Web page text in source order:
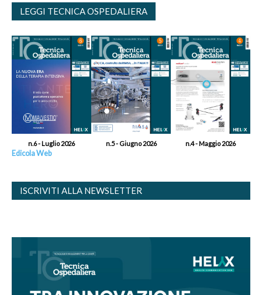
LEGGI TECNICA OSPEDALIERA
n.6 - Luglio 2026 n.5 - Giugno 2026 n.4 - Maggio 2026
Edicola Web
ISCRIVITI ALLA NEWSLETTER